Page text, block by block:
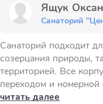
Ящук
Санаторий
Санаторий подходит
созерцания природы,
территорией. Все
переходом и номерной
читать далее